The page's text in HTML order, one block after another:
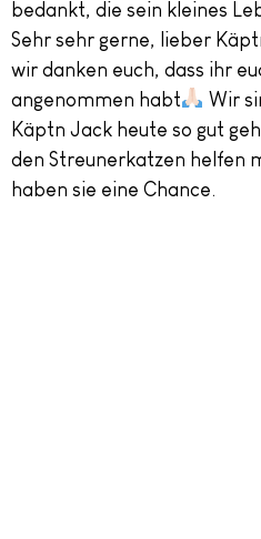
bedankt, die sein kleines
Sehr sehr gerne, lieber
wir danken euch, dass ihr
angenommen habt
Wir
Käptn Jack heute so gut
den Streunerkatzen helfen
haben sie eine Chance.